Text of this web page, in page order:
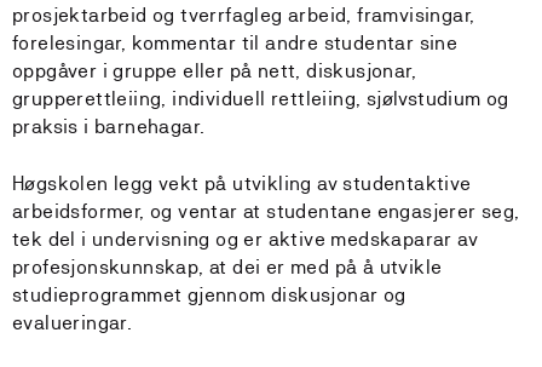
prosjektarbeid og tverrfagleg arbeid, framvisingar,
forelesingar, kommentar til andre studentar sine
oppgåver i gruppe eller på nett, diskusjonar,
grupperettleiing, individuell rettleiing, sjølvstudium og
praksis i barnehagar.
Høgskolen legg vekt på utvikling av studentaktive
arbeidsformer, og ventar at studentane engasjerer seg,
tek del i undervisning og er aktive medskaparar av
profesjonskunnskap, at dei er med på å utvikle
studieprogrammet gjennom diskusjonar og
evalueringar.